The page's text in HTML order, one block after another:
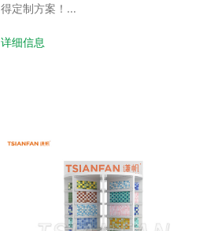
得定制方案！...
详细信息